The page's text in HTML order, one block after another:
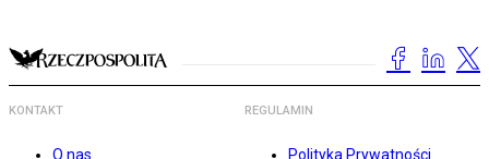
KONTAKT
O nas
REGULAMIN
Polityka Prywatności